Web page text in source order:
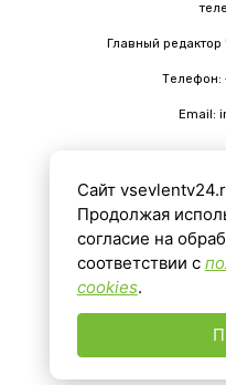
Главный
Телефон:
Email:
Сайт
Продолжая
согласие на
соответствии с
cookies.